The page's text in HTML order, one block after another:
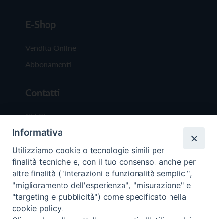
E-Shop
Vendita Online
Abbonamenti
Contatti
Chi Siamo
Redazione
Scrivici
Copyright © 2019 - Tutti i diritti riservati - Vita
Informativa
Utilizziamo cookie o tecnologie simili per
finalità tecniche e, con il tuo consenso, anche per
altre finalità ("interazioni e funzionalità semplici",
"miglioramento dell'esperienza", "misurazione" e
"targeting e pubblicità") come specificato nella
cookie policy.